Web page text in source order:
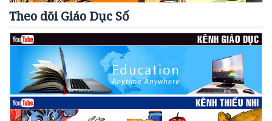
Theo dõi Giáo Dục Số